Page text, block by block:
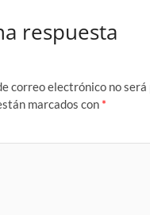
respuesta
correo electrónico no será
marcados con *